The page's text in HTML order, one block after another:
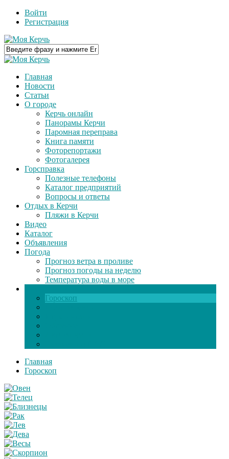
Войти
Регистрация
Главная
Новости
Статьи
О городе
Керчь онлайн
Панорамы Керчи
Паромная переправа
Книга памяти
Фоторепортажи
Фотогалерея
Горсправка
Полезные телефоны
Каталог предприятий
Вопросы и ответы
Отдых в Керчи
Пляжи в Керчи
Видео
Каталог
Объявления
Погода
Прогноз ветра в проливе
Прогноз погоды на неделю
Температура воды в море
Гороскоп
Главная
Гороскоп